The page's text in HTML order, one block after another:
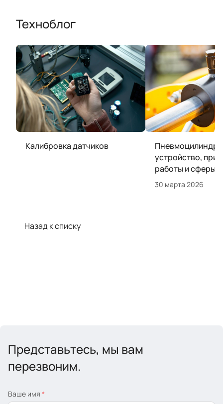
Техноблог
Калибровка датчиков
Пневмоцилиндр:
устройство,
работы и сферы
30 марта 2026
Назад к списку
Представьтесь, мы вам
перезвоним.
Ваше имя *